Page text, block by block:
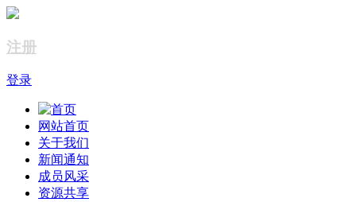
注册
登录
网站首页
关于我们
新闻通知
成员风采
资源共享